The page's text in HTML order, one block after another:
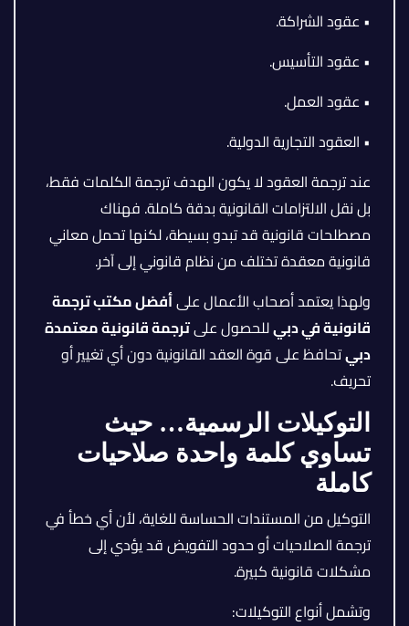
• عقود الشراكة.
• عقود التأسيس.
• عقود العمل.
• العقود التجارية الدولية.
عند ترجمة العقود لا يكون الهدف ترجمة الكلمات فقط،
بل نقل الالتزامات القانونية بدقة كاملة. فهناك
مصطلحات قانونية قد تبدو بسيطة، لكنها تحمل معاني
قانونية معقدة تختلف من نظام قانوني إلى آخر.
ولهذا يعتمد أصحاب الأعمال علىأفضل مكتب ترجمة
قانونية في دبيللحصول علىترجمة قانونية معتمدة
دبيتحافظ على قوة العقد القانونية دون أي تغيير أو
تحريف.
التوكيلات الرسمية… حيث
تساوي كلمة واحدة صلاحيات
كاملة
التوكيل من المستندات الحساسة للغاية، لأن أي خطأ في
ترجمة الصلاحيات أو حدود التفويض قد يؤدي إلى
مشكلات قانونية كبيرة.
وتشمل أنواع التوكيلات: